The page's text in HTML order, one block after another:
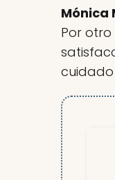
Mónica
Por
cuidado